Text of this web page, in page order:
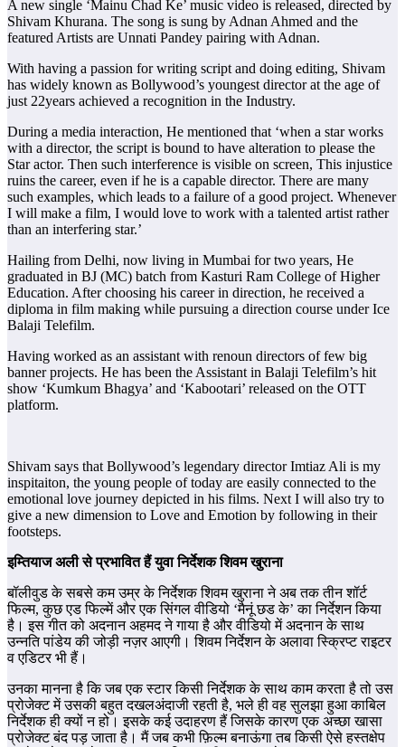
A new single ‘Mainu Chad Ke’ music video is released, directed by
Shivam Khurana. The song is sung by Adnan Ahmed and the
featured Artists are Unnati Pandey pairing with Adnan.
With having a passion for writing script and doing editing, Shivam
has widely known as Bollywood’s youngest director at the age of
just 22years achieved a recognition in the Industry.
During a media interaction, He mentioned that ‘when a star works
with a director, the script is bound to have alteration to please the
Star actor. Then such interference is visible on screen, This injustice
ruins the career, even if he is a capable director. There are many
such examples, which leads to a failure of a good project. Whenever
I will make a film, I would love to work with a talented artist rather
than an interfering star.’
Hailing from Delhi, now living in Mumbai for two years, He
graduated in BJ (MC) batch from Kasturi Ram College of Higher
Education. After choosing his career in direction, he received a
diploma in film making while pursuing a direction course under Ice
Balaji Telefilm.
Having worked as an assistant with renoun directors of few big
banner projects. He has been the Assistant in Balaji Telefilm’s hit
show ‘Kumkum Bhagya’ and ‘Kabootari’ released on the OTT
platform.
Shivam says that Bollywood’s legendary director Imtiaz Ali is my
inspitaiton, the young people of today are easily connected to the
emotional love journey depicted in his films. Next I will also try to
give a new dimension to Love and Emotion by following in their
footsteps.
इम्तियाज अली से प्रभावित हैं युवा निर्देशक शिवम खुराना
बॉलीवुड के सबसे कम उम्र के निर्देशक शिवम खुराना ने अब तक तीन शॉर्ट
फिल्म, कुछ एड फिल्में और एक सिंगल वीडियो ‘मैनूं छड के’ का निर्देशन किया
है। इस गीत को अदनान अहमद ने गाया है और वीडियो में अदनान के साथ
उन्नति पांडेय की जोड़ी नज़र आएगी। शिवम निर्देशन के अलावा स्क्रिप्ट राइटर
व एडिटर भी हैं।
उनका मानना है कि जब एक स्टार किसी निर्देशक के साथ काम करता है तो उस
प्रोजेक्ट में उसकी बहुत दखलअंदाजी रहती है, भले ही वह सुलझा हुआ काबिल
निर्देशक ही क्यों न हो। इसके कई उदाहरण हैं जिसके कारण एक अच्छा खासा
प्रोजेक्ट बंद पड़ जाता है। मैं जब कभी फ़िल्म बनाऊंगा तब किसी ऐसे हस्तक्षेप